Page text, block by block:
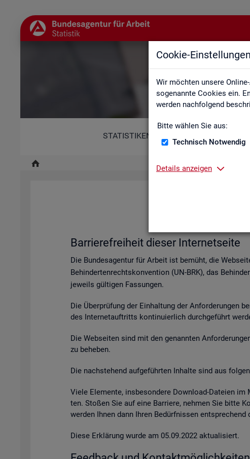
Cookie-Einstellungen
Wir möchten unsere
sogenannte Cookies ein.
werden nachfolgend
Bitte wählen Sie aus:
Technisch Notwendig
Details anzeigen
STATISTIKEN
Bar­rie­re­frei­heit die­ser In­ter­net­sei­te
Die Bun­des­agen­tur für Ar­beit ist be­müht, die
Be­hin­der­ten­rechts­kon­ven­ti­on (UN-BRK), das
je­weils gül­ti­gen Fas­sun­gen.
Die Über­prü­fung der Ein­hal­tung der An­for­de­run­gen
des In­ter­net­auf­tritts kon­ti­nu­ier­lich durch­ge­führt
Die Web­sei­ten sind mit den ge­nann­ten
zu be­he­ben.
Die nach­ste­hend auf­ge­führ­ten In­hal­te sind aus
Viele Ele­men­te, ins­be­son­de­re Down­load-Da­tei­en
ten. Sto­ßen Sie auf eine Bar­rie­re, neh­men Sie bitte
wer­den Ihnen dann Ihren Be­dürf­nis­sen
Diese Er­klä­rung wurde am 05.09.2022 ak­tua­li­siert.